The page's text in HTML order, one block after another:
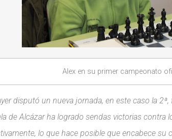
Alex en su primer campeonato
disputó un nueva jornada, en este caso la 2ª,
de Alcázar ha logrado sendas victorias contra
lo que hace posible que encabece